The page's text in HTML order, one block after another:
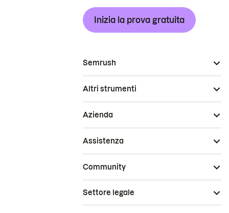
Inizia la prova gratuita
Semrush
Altri strumenti
Azienda
Assistenza
Community
Settore legale